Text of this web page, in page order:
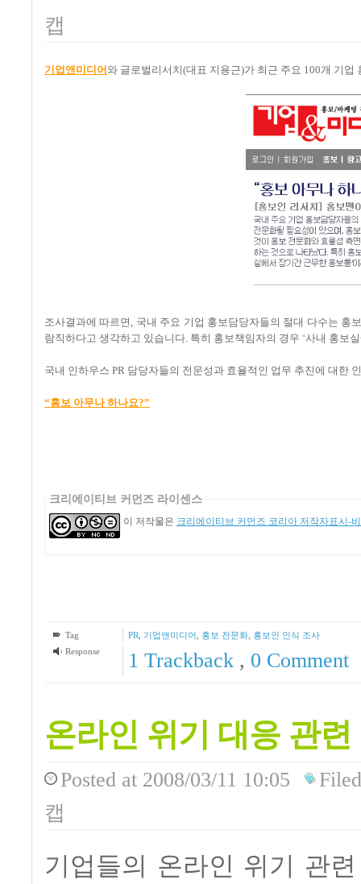
캡
기업앤미디어와 글로벌리서치(대표 지용근)가 최근 주요 100개 기
조사결과에 따르면, 국내 주요 기업 홍보담당자들의 절대 다수는
람직하다고 생각하고 있습니다. 특히 홍보책임자의 경우 ‘사내 홍보
국내 인하우스 PR 담당자들의 전문성과 효율적인 업무 추진에 대한
“홍보 아무나 하나요?”
크리에이티브 커먼즈 라이센스
이 저작물은 크리에이티브 커먼즈 코리아 저작자표시-
Tag PR 기업앤미디어 홍보 전문화, 홍보인 인식 조사
Response
1 Trackback , 0 Comment
온라인 위기 대응 관
Posted at 2008/03/11 10:05
Filed
캡
기업들의 온라인 위기 관